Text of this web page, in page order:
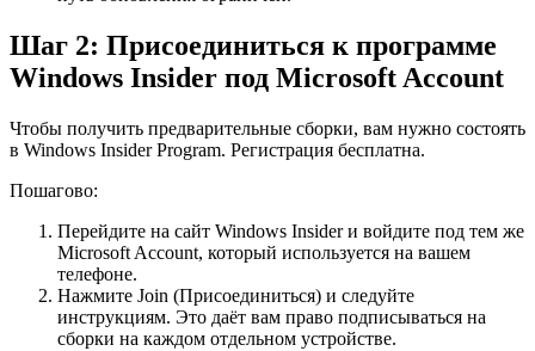
Шаг 2: Присоединиться к программе
Windows Insider под Microsoft Account
Чтобы получить предварительные сборки, вам нужно состоять
в Windows Insider Program. Регистрация бесплатна.
Пошагово:
Перейдите на сайт Windows Insider и войдите под тем же
Microsoft Account, который используется на вашем
телефоне.
Нажмите Join (Присоединиться) и следуйте
инструкциям. Это даёт вам право подписываться на
сборки на каждом отдельном устройстве.